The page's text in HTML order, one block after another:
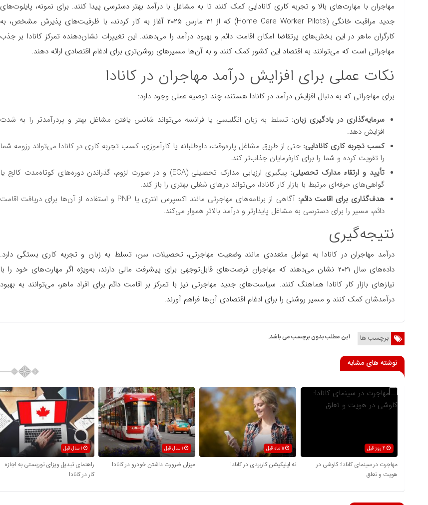
مهاجران با مهارت‌های بالا و تجربه کاری کانادایی کمک کنند تا به مشاغل با درآمد بهتر دسترسی پیدا کنند. برای نمونه، پایلوت‌های
جدید مراقبت خانگی (Home Care Worker Pilots) که از ۳۱ مارس ۲۰۲۵ آغاز به کار کردند، با ظرفیت‌های پذیرش مشخص، به
کارگران ماهر در این بخش‌های پرتقاضا امکان اقامت دائم و بهبود درآمد را می‌دهند. این تغییرات نشان‌دهنده تمرکز کانادا بر جذب
مهاجرانی است که می‌توانند به اقتصاد این کشور کمک کنند و به آن‌ها مسیرهای روشن‌تری برای ادغام اقتصادی ارائه دهند.
نکات عملی برای افزایش درآمد مهاجران در کانادا
برای مهاجرانی که به دنبال افزایش درآمد در کانادا هستند، چند توصیه عملی وجود دارد:
سرمایه‌گذاری در یادگیری زبان: تسلط به زبان انگلیسی یا فرانسه می‌تواند شانس یافتن مشاغل بهتر و پردرآمدتر را به شدت
افزایش دهد.
کسب تجربه کاری کانادایی: حتی از طریق مشاغل پاره‌وقت، داوطلبانه یا کارآموزی، کسب تجربه کاری در کانادا می‌تواند رزومه شما
را تقویت کرده و شما را برای کارفرمایان جذاب‌تر کند.
تأیید و ارتقاء مدارک تحصیلی:
پیگیری ارزیابی مدارک تحصیلی (ECA) و در صورت لزوم، گذراندن دوره‌های کوتاه‌مدت کالج یا
گواهی‌های حرفه‌ای مرتبط با بازار کار کانادا، می‌تواند درهای شغلی بهتری را باز کند.
هدف‌گذاری برای اقامت دائم:
آگاهی از برنامه‌های مهاجرتی مانند اکسپرس انتری یا PNP و استفاده از آن‌ها برای دریافت اقامت
دائم، مسیر را برای دسترسی به مشاغل پایدارتر و درآمد بالاتر هموار می‌کند.
نتیجه‌گیری
درآمد مهاجران در کانادا به عوامل متعددی مانند وضعیت مهاجرتی، تحصیلات، سن، تسلط به زبان و تجربه کاری بستگی دارد.
داده‌های سال ۲۰۲۱ نشان می‌دهند که مهاجران فرصت‌های قابل‌توجهی برای پیشرفت مالی دارند، به‌ویژه اگر مهارت‌های خود را با
نیازهای بازار کار کانادا هماهنگ کنند. سیاست‌های جدید مهاجرتی نیز با تمرکز بر اقامت دائم برای افراد ماهر، می‌توانند به بهبود
درآمدشان کمک کنند و مسیر روشنی را برای ادغام اقتصادی آن‌ها فراهم آورند.
برچسب ها این مطلب بدون برچسب می باشد.
نوشته های مشابه
4 روز قبل
مهاجرت در سینمای کانادا: کاوشی در
هویت و تعلق
11 ماه قبل
نه اپلیکیشن کاربردی در کانادا
1 سال قبل
میزان ضرورت داشتن خودرو در کانادا
1 سال قبل
راهنمای تبدیل ویزای توریستی به اجازه
کار در کانادا